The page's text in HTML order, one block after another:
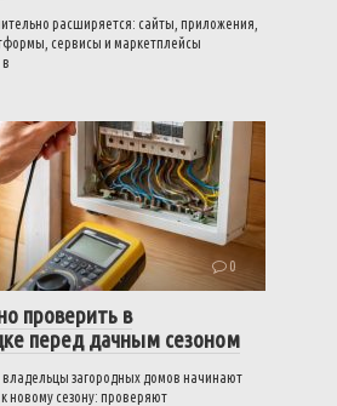
расширяется: сайты, приложения,
сервисы и маркетплейсы
0
проверить в
перед дачным сезоном
загородных домов начинают
новому сезону: проверяют